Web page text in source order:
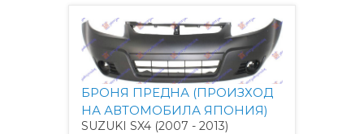
БРОНЯ ПРЕДНА (ПРОИЗХОД
НА АВТОМОБИЛА ЯПОНИЯ)
SUZUKI SX4 (2007 - 2013)